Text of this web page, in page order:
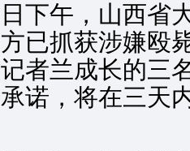
午，山西省
已抓获涉嫌殴
者兰成长的三
诺，将在三天